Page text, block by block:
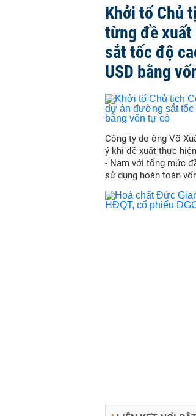
Khởi tố Chủ
từng đề xuất
sắt tốc độ
USD bằng
Công ty do ông Võ
ý khi đề xuất thực
- Nam với tổng mức
sử dụng hoàn toàn